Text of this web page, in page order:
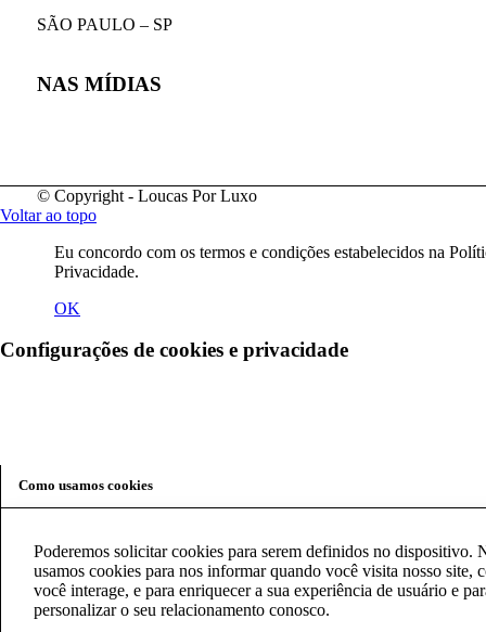
SÃO PAULO – SP
NAS MÍDIAS
© Copyright - Loucas Por Luxo
Voltar ao topo
Eu concordo com os termos e condições estabelecidos na
Privacidade.
OK
Configurações de cookies e privacidade
Como usamos cookies
Poderemos solicitar cookies para serem definidos no dispositivo.
usamos cookies para nos informar quando você visita nosso site,
você interage, e para enriquecer a sua experiência de usuário e
personalizar o seu relacionamento conosco.